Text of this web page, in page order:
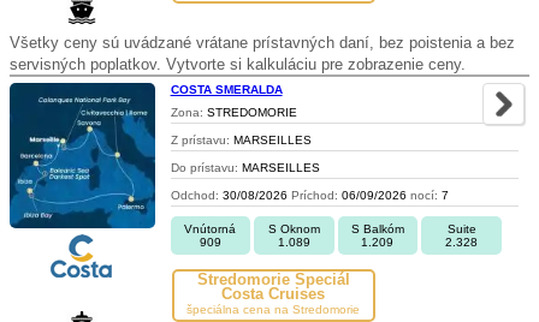
Všetky ceny sú uvádzané vrátane prístavných daní, bez poistenia a bez
servisných poplatkov. Vytvorte si kalkuláciu pre zobrazenie ceny.
COSTA SMERALDA
Zona: STREDOMORIE
Z prístavu: MARSEILLES
Do prístavu: MARSEILLES
Odchod: 30/08/2026 Príchod: 06/09/2026 nocí: 7
Vnútorná
909
S Oknom
1.089
S Balkóm
1.209
Suite
2.328
Stredomorie Špeciál
Costa Cruises
špeciálna cena na Stredomorie